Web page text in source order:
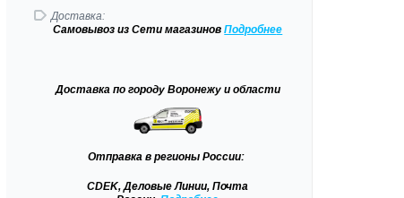
Доставка:
Самовывозиз Сети магазиновПодробнее
Доставкапо городу Воронежу и области
Отправка в регионы России:
CDEK, Деловые Линии, Почта